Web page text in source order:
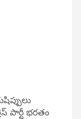
పార్టీ భరతం